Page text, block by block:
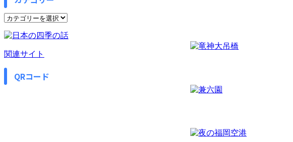
カ
ゴ
リ
ー
関連サイト
QRコード